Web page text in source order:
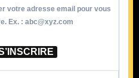
votre adresse email pour vous
Ex. : abc@xyz.com